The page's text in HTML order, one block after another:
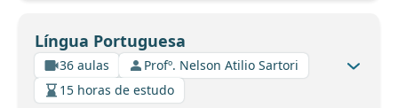
Língua Portuguesa
36 aulas
Profº. Nelson Atilio Sartori
15 horas de estudo